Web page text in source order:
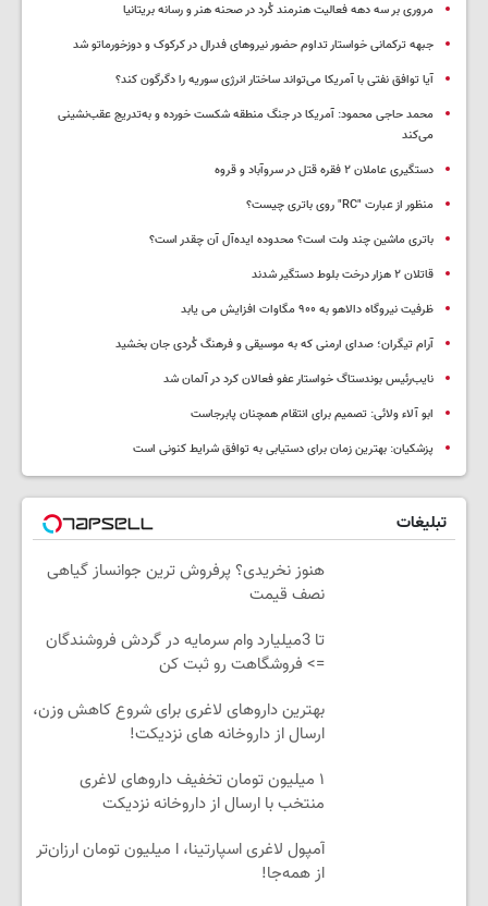
مروری بر سه دهه فعالیت هنرمند کُرد در صحنه هنر و رسانه بریتانیا
جبهه ترکمانی خواستار تداوم حضور نیروهای فدرال در کرکوک و دوزخورماتو شد
آیا توافق نفتی با آمریکا می‌تواند ساختار انرژی سوریه را دگرگون کند؟
محمد حاجی محمود: آمریکا در جنگ منطقه شکست خورده و به‌تدریج عقب‌نشینی
می‌کند
دستگیری عاملان ۲ فقره قتل در سروآباد و قروه
منظور از عبارت "RC" روی باتری چیست؟
باتری ماشین چند ولت است؟ محدوده ایده‌آل آن چقدر است؟
قاتلان ۲ هزار درخت بلوط دستگیر شدند
ظرفیت نیروگاه دالاهو به ۹۰۰ مگاوات افزایش می یابد
آرام تیگران؛ صدای ارمنی که به موسیقی و فرهنگ کُردی جان بخشید
نایب‌رئیس بوندستاگ خواستار عفو فعالان کرد در آلمان شد
ابو آلاء ولائی: تصمیم برای انتقام همچنان پابرجاست
پزشکیان‌: بهترین زمان برای دستیابی به توافق شرایط کنونی است
تبلیغات
هنوز نخریدی؟ پرفروش ترین جوانساز گیاهی
نصف قیمت
تا 3میلیارد وام سرمایه در گردش فروشندگان
=> فروشگاهت رو ثبت کن
بهترین داروهای لاغری برای شروع کاهش وزن،
ارسال از داروخانه های نزدیکت!
۱ میلیون تومان تخفیف داروهای لاغری
منتخب با ارسال از داروخانه نزدیکت
آمپول لاغری اسپارتینا، ا میلیون تومان ارزان‌تر
از همه‌جا!